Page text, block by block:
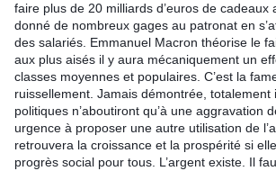
faire plus de 20 milliards d’euros de cadeaux
donné de nombreux gages au patronat en
des salariés. Emmanuel Macron théorise le
aux plus aisés il y aura mécaniquement un
classes moyennes et populaires. C’est la
ruissellement. Jamais démontrée, totalement
politiques n’aboutiront qu’à une aggravation
urgence à proposer une autre utilisation de
retrouvera la croissance et la prospérité si
progrès social pour tous. L’argent existe. Il